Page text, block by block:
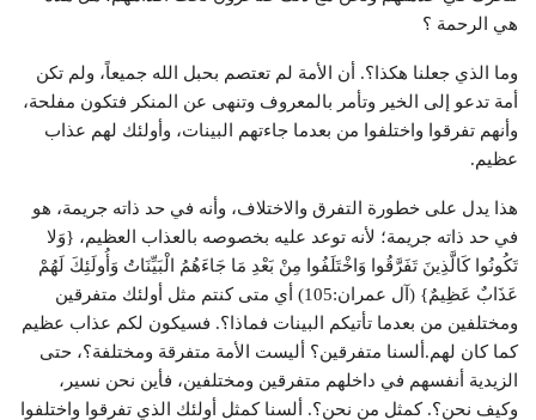
هي الرحمة ؟
وما الذي جعلنا هكذا؟. أن الأمة لم تعتصم بحبل الله جميعاً، ولم تكن
أمة تدعو إلى الخير وتأمر بالمعروف وتنهى عن المنكر فتكون مفلحة،
وأنهم تفرقوا واختلفوا من بعدما جاءتهم البينات، وأولئك لهم عذاب
عظيم.
هذا يدل على خطورة التفرق والاختلاف، وأنه في حد ذاته جريمة، هو
في حد ذاته جريمة؛ لأنه توعد عليه بخصوصه بالعذاب العظيم، {وَلا
تَكُونُوا كَالَّذِينَ تَفَرَّقُوا وَاخْتَلَفُوا مِنْ بَعْدِ مَا جَاءَهُمُ الْبَيِّنَاتُ وَأُولَئِكَ لَهُمْ
عَذَابٌ عَظِيمٌ} (آل عمران:105) أي متى كنتم مثل أولئك متفرقين
ومختلفين من بعدما تأتيكم البينات فماذا؟. فسيكون لكم عذاب عظيم
كما كان لهم.ألسنا متفرقين؟ أليست الأمة متفرقة ومختلفة؟، حتى
الزيدية أنفسهم في داخلهم متفرقين ومختلفين، فأين نحن نسير،
وكيف نحن؟. كمثل من نحن؟. ألسنا كمثل أولئك الذي تفرقوا واختلفوا